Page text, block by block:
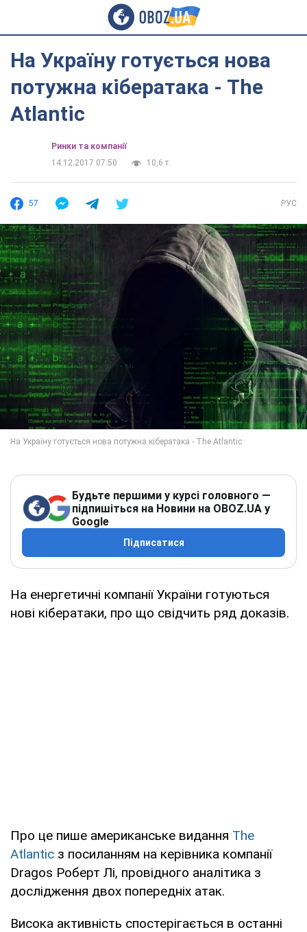
На Україну готується нова
потужна кібератака - The
Atlantic
Ринки та компанії
14.12.2017 07:50
10,6 т.
57 РУС
Будьте першими у курсі головного —
підпишіться на Новини на OBOZ.UA у
Google
Підписатися
На енергетичні компанії України готуються
нові кібератаки, про що свідчить ряд доказів.
Про це пише американське видання The
Atlantic з посиланням на керівника компанії
Dragos Роберт Лі, провідного аналітика з
дослідження двох попередніх атак.
Висока активність спостерігається в останні